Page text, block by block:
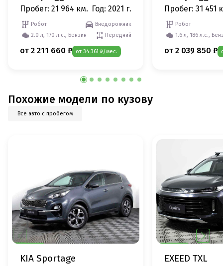
Пробег: 21 964 км. Год: 2021 г.
Робот
Внедорожник
2.0 л, 170 л.с., Бензин
Передний
от 2 211 660 ₽ от 34 361 ₽/мес.
Пробег: 31 451
Робот
1.6 л, 186 л.с.,
от 2 039 850 ₽
Похожие модели по кузову
Все авто с пробегом
KIA Sportage EXEED TXL